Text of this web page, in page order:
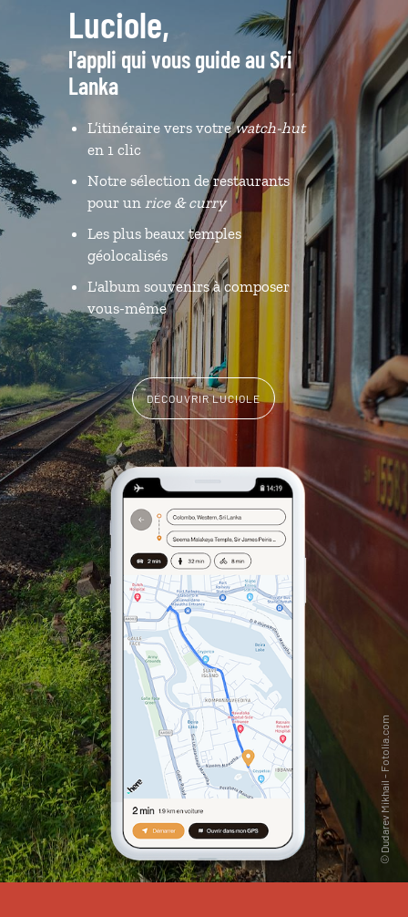
Luciole,
l'appli qui vous guide au Sri
Lanka
L’itinéraire vers votrewatch-hut
en 1 clic
Notre sélection de restaurants
pour un rice & curry
Les plus beaux temples
géolocalisés
L'album souvenirs à composer
vous-même
DÉCOUVRIR LUCIOLE